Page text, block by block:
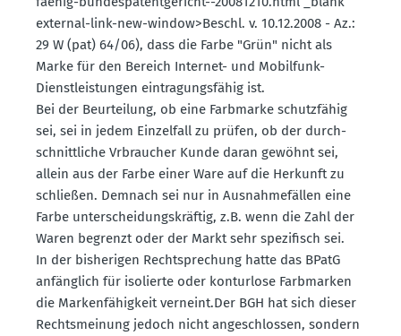
external-link-new-window>Beschl. v. 10.12.2008 - Az.:
29 W (pat) 64/06), dass die Farbe "Grün" nicht als
Marke für den Bereich Internet- und Mobilfunk-
Dienst­leis­tungen eintra­gungs­fähig ist.
Bei der Beurteilung, ob eine Farbmarke schutz­fähig
sei, sei in jedem Einzelfall zu prüfen, ob der durch­
schnitt­liche Vrbraucher Kunde daran gewöhnt sei,
allein aus der Farbe einer Ware auf die Herkunft zu
schließen. Demnach sei nur in Ausnah­me­fällen eine
Farbe unter­schei­dungs­kräftig, z.B. wenn die Zahl der
Waren begrenzt oder der Markt sehr spezi­fisch sei.
In der bishe­rigen Recht­spre­chung hatte das BPatG
anfänglich für isolierte oder konturlose Farbmarken
die Marken­fä­higkeit verneint.​Der BGH hat sich dieser
Rechts­meinung jedoch nicht angeschlossen, sondern